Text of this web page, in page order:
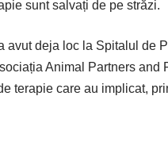
sunt salvați de pe străzi.
avut deja loc la Spitalul de
Animal Partners and
terapie care au implicat,